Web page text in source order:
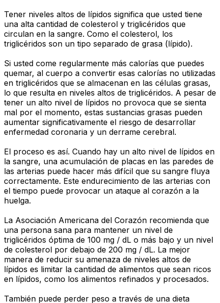
Tener niveles altos de lípidos significa que usted tiene
una alta cantidad de colesterol y triglicéridos que
circulan en la sangre. Como el colesterol, los
triglicéridos son un tipo separado de grasa (lípido).
Si usted come regularmente más calorías que puedes
quemar, al cuerpo a convertir esas calorías no utilizadas
en triglicéridos que se almacenan en las células grasas,
lo que resulta en niveles altos de triglicéridos. A pesar de
tener un alto nivel de lípidos no provoca que se sienta
mal por el momento, estas sustancias grasas pueden
aumentar significativamente el riesgo de desarrollar
enfermedad coronaria y un derrame cerebral.
El proceso es así. Cuando hay un alto nivel de lípidos en
la sangre, una acumulación de placas en las paredes de
las arterias puede hacer más difícil que su sangre fluya
correctamente. Este endurecimiento de las arterias con
el tiempo puede provocar un ataque al corazón a la
huelga.
La Asociación Americana del Corazón recomienda que
una persona sana para mantener un nivel de
triglicéridos óptima de 100 mg / dL o más bajo y un nivel
de colesterol por debajo de 200 mg / dL. La mejor
manera de reducir su amenaza de niveles altos de
lípidos es limitar la cantidad de alimentos que sean ricos
en lípidos, como los alimentos refinados y procesados.
También puede perder peso a través de una dieta